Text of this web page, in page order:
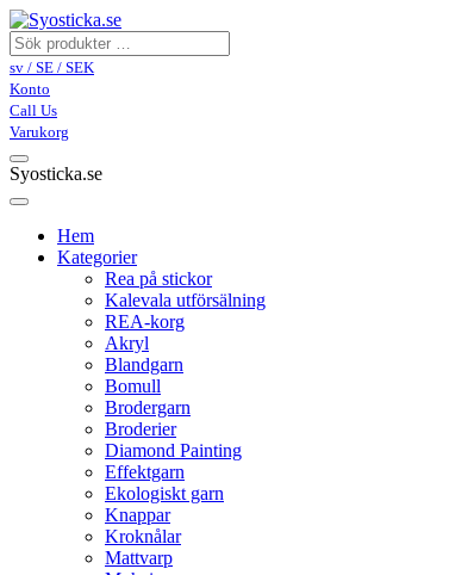
sv / SE / SEK
Konto
Call Us
Varukorg
Syosticka.se
Hem
Kategorier
Rea på stickor
Kalevala utförsälning
REA-korg
Akryl
Blandgarn
Bomull
Brodergarn
Broderier
Diamond Painting
Effektgarn
Ekologiskt garn
Knappar
Kroknålar
Mattvarp